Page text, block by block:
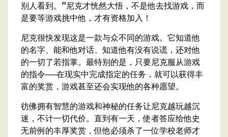
别人看到。”尼克才恍然大悟，不是他去找游戏，而
是要等游戏挑中他，才有资格加入！
尼克很快发现这是一款与众不同的游戏。它知道他
的名字、能和他对话、知道他有没有说谎，还对他
的一切了若指掌。最特别的是，只要尼克服从游戏
的指令──在现实中完成指定的任务，就可以获得丰
富的奖赏，游戏甚至还会实现他的各种愿望。
彷佛拥有智慧的游戏和神秘的任务让尼克越玩越沉
迷，不计一切代价。直到有一天，使者答应给他史
无前例的丰厚奖赏，但他必须杀了一位学校老师才